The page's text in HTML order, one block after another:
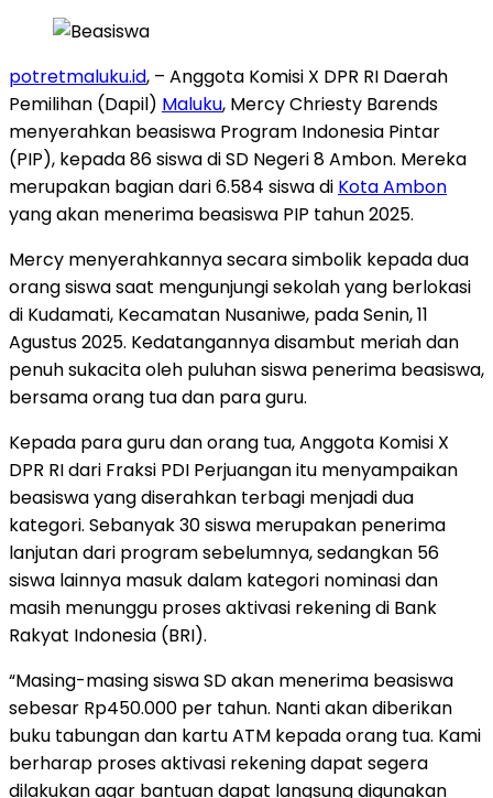
potretmaluku.id, – Anggota Komisi X DPR RI Daerah
Pemilihan (Dapil) Maluku, Mercy Chriesty Barends
menyerahkan beasiswa Program Indonesia Pintar
(PIP), kepada 86 siswa di SD Negeri 8 Ambon. Mereka
merupakan bagian dari 6.584 siswa di Kota Ambon
yang akan menerima beasiswa PIP tahun 2025.
Mercy menyerahkannya secara simbolik kepada dua
orang siswa saat mengunjungi sekolah yang berlokasi
di Kudamati, Kecamatan Nusaniwe, pada Senin, 11
Agustus 2025. Kedatangannya disambut meriah dan
penuh sukacita oleh puluhan siswa penerima beasiswa,
bersama orang tua dan para guru.
Kepada para guru dan orang tua, Anggota Komisi X
DPR RI dari Fraksi PDI Perjuangan itu menyampaikan
beasiswa yang diserahkan terbagi menjadi dua
kategori. Sebanyak 30 siswa merupakan penerima
lanjutan dari program sebelumnya, sedangkan 56
siswa lainnya masuk dalam kategori nominasi dan
masih menunggu proses aktivasi rekening di Bank
Rakyat Indonesia (BRI).
“Masing-masing siswa SD akan menerima beasiswa
sebesar Rp450.000 per tahun. Nanti akan diberikan
buku tabungan dan kartu ATM kepada orang tua. Kami
berharap proses aktivasi rekening dapat segera
dilakukan agar bantuan dapat langsung digunakan